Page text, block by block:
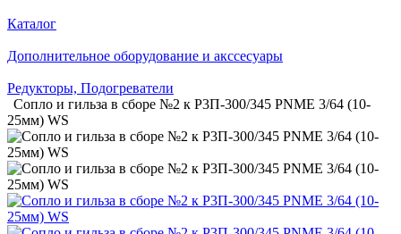
Каталог
Дополнительное оборудование и акссесуары
Редукторы, Подогреватели
Сопло и гильза в сборе №2 к Р3П-300/345 PNME 3/64 (10-
25мм) WS